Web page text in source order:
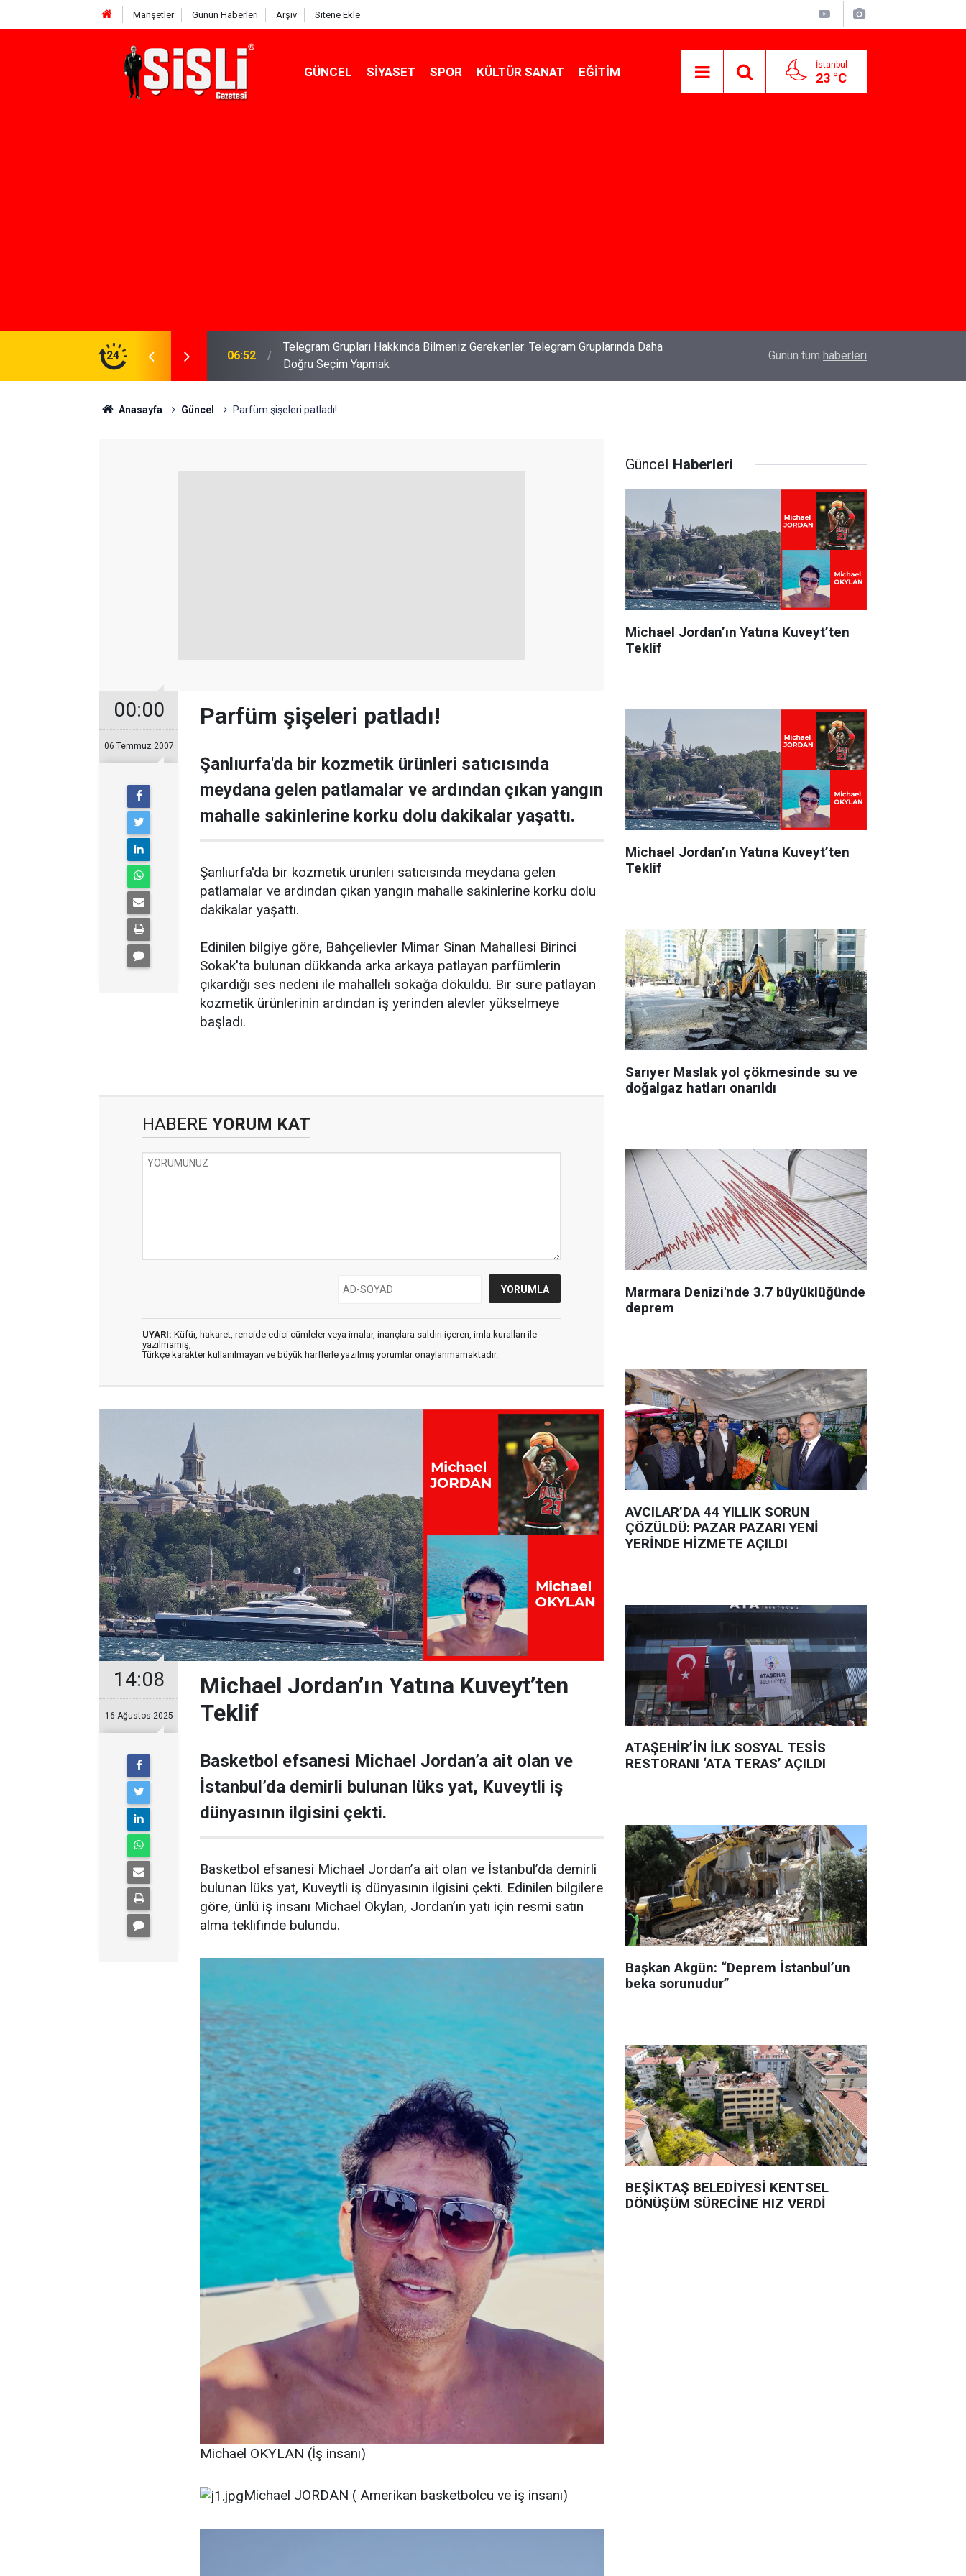
Manşetler Günün Haberleri Arşiv Sitene Ekle
GÜNCEL SIYASET SPOR KÜLTÜR SANAT EĞITIM İstanbul
23 °C
24
Gerekenler: Telegram Gruplarında Daha
04:43 İş Davaları: Haklarınızı Bilmek ve Koruma Altına Almak Özlem Drahyalı Kimdir, Nereli ve Kaç
Günün tüm haberleri
Anasayfa Güncel Parfüm şişeleri patladı!
00:00
06 Temmuz 2007
Parfüm şişeleri patladı!
Şanlıurfa'da bir kozmetik ürünleri satıcısında
meydana gelen patlamalar ve ardından çıkan yangın
mahalle sakinlerine korku dolu dakikalar yaşattı.
Şanlıurfa'da bir kozmetik ürünleri satıcısında meydana gelen
patlamalar ve ardından çıkan yangın mahalle sakinlerine korku dolu
dakikalar yaşattı.
Edinilen bilgiye göre, Bahçelievler Mimar Sinan Mahallesi Birinci
Sokak'ta bulunan dükkanda arka arkaya patlayan parfümlerin
çıkardığı ses nedeni ile mahalleli sokağa döküldü. Bir süre patlayan
kozmetik ürünlerinin ardından iş yerinden alevler yükselmeye
başladı.
HABERE YORUM KAT
UYARI: Küfür, hakaret, rencide edici cümleler veya imalar, inançlara saldırı içeren, imla kuralları ile
yazılmamış,
Türkçe karakter kullanılmayan ve büyük harflerle yazılmış yorumlar onaylanmamaktadır.
14:08
16 Ağustos 2025
Michael Jordan’ın Yatına Kuveyt’ten
Teklif
Basketbol efsanesi Michael Jordan’a ait olan ve
İstanbul’da demirli bulunan lüks yat, Kuveytli iş
dünyasının ilgisini çekti.
Basketbol efsanesi Michael Jordan’a ait olan ve İstanbul’da demirli
bulunan lüks yat, Kuveytli iş dünyasının ilgisini çekti. Edinilen bilgilere
göre, ünlü iş insanı Michael Okylan, Jordan’ın yatı için resmi satın
alma teklifinde bulundu.
Michael OKYLAN (İş insanı)
Michael JORDAN ( Amerikan basketbolcu ve iş insanı)
Güncel Haberleri
Michael Jordan’ın Yatına Kuveyt’ten
Teklif
Michael Jordan’ın Yatına Kuveyt’ten
Teklif
Sarıyer Maslak yol çökmesinde su ve
doğalgaz hatları onarıldı
Marmara Denizi'nde 3.7 büyüklüğünde
deprem
AVCILAR’DA 44 YILLIK SORUN
ÇÖZÜLDÜ: PAZAR PAZARI YENİ
YERİNDE HİZMETE AÇILDI
ATAŞEHİR’İN İLK SOSYAL TESİS
RESTORANI ‘ATA TERAS’ AÇILDI
Başkan Akgün: “Deprem İstanbul’un
beka sorunudur”
BEŞİKTAŞ BELEDİYESİ KENTSEL
DÖNÜŞÜM SÜRECİNE HIZ VERDİ